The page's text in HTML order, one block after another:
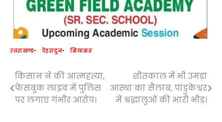
उत्तराखण्ड देहरादून सियासत
Post
navigation
किसान ने की आत्महत्या,
फेसबुक लाइव में पुलिस
पर लगाए गंभीर आरोप।
शीतकाल में भी उमड़ा
आस्था का सैलाब, पांडुकेश्वर
में श्रद्धालुओं की भारी भीड़।